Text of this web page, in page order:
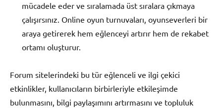
mücadele eder ve sıralamada üst sıralara çıkmaya
çalışırsınız. Online oyun turnuvaları, oyunseverleri bir
araya getirerek hem eğlenceyi artırır hem de rekabet
ortamı oluşturur.
Forum sitelerindeki bu tür eğlenceli ve ilgi çekici
etkinlikler, kullanıcıların birbirleriyle etkileşimde
bulunmasını, bilgi paylaşımını artırmasını ve topluluk